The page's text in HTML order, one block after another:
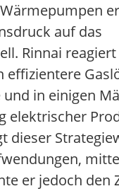
auf das
Rinnai
effizientere
in einigen
elektrischer
dieser
er jedoch den